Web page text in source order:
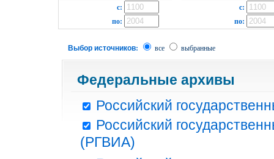
с:
с:
по:
по:
Выбор источников: все выбранные
Федеральные архивы
Российский
Российский
(РГВИА)